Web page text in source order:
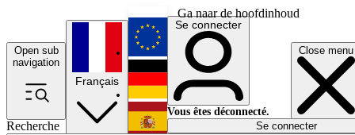
Ga naar de hoofdinhoud
Open sub
navigation
Close menu
Recherche
Français
English
Deutsch
Se connecter
Vous êtes déconnecté.
Se connecter